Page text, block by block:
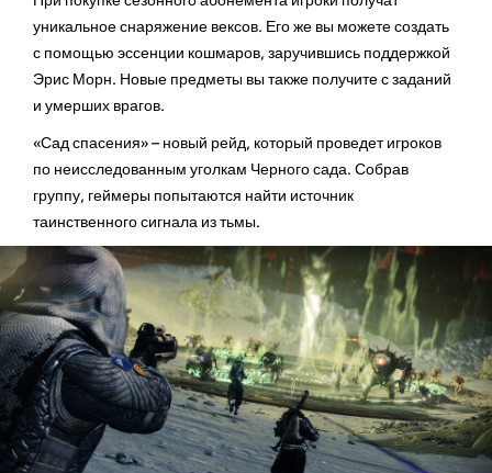
уникальное снаряжение вексов. Его же вы можете создать
с помощью эссенции кошмаров, заручившись поддержкой
Эрис Морн. Новые предметы вы также получите с заданий
и умерших врагов.
«Сад спасения» – новый рейд, который проведет игроков
по неисследованным уголкам Черного сада. Собрав
группу, геймеры попытаются найти источник
таинственного сигнала из тьмы.